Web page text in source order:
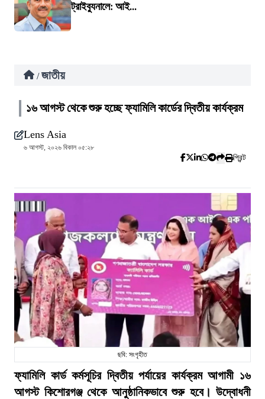
ট্রাইব্যুনালে: আই...
/ জাতীয়
১৬ আগস্ট থেকে শুরু হচ্ছে ফ্যামিলি কার্ডের দ্বিতীয় কার্যক্রম
Lens Asia
৬ আগস্ট, ২০২৬ বিকাল ০৫:২৮
প্রিন্ট
ছবি: সংগৃহীত
ফ্যামিলি কার্ড কর্মসূচির দ্বিতীয় পর্যায়ের কার্যক্রম আগামী ১৬
আগস্ট কিশোরগঞ্জ থেকে আনুষ্ঠানিকভাবে শুরু হবে। উদ্বোধনী